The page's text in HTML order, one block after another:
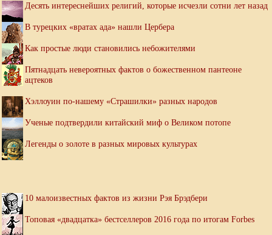
Десять интереснейших религий, которые исчезли сотни лет назад
В турецких «вратах ада» нашли Цербера
Как простые люди становились небожителями
Пятнадцать невероятных фактов о божественном пантеоне
ацтеков
Хэллоуин по-нашему «Страшилки» разных народов
Ученые подтвердили китайский миф о Великом потопе
Легенды о золоте в разных мировых культурах
10 малоизвестных фактов из жизни Рэя Брэдбери
Топовая «двадцатка» бестселлеров 2016 года по итогам Forbes